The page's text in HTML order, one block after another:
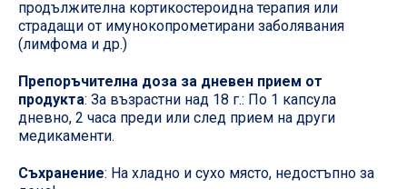
продължителна кортикостероидна терапия или
страдащи от имунокопрометирани заболявания
(лимфома и др.)
Препоръчителна доза за дневен прием от
продукта: За възрастни над 18 г.: По 1 капсула
дневно, 2 часа преди или след прием на други
медикаменти.
Съхранение: На хладно и сухо място, недостъпно за